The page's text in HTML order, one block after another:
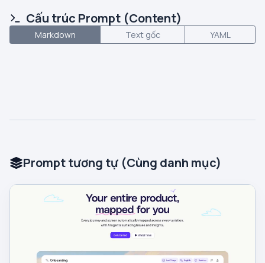
Cấu trúc Prompt (Content)
Markdown Text gốc YAML
Prompt tương tự (Cùng danh mục)